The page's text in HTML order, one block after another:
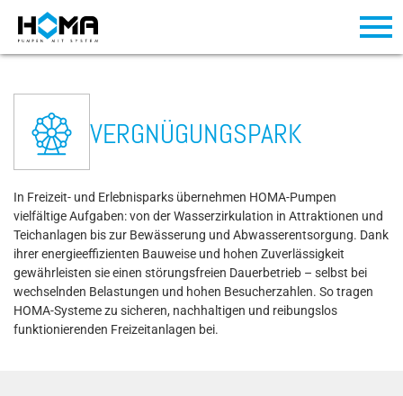
VERGNÜGUNGSPARK
In Freizeit- und Erlebnisparks übernehmen HOMA-Pumpen
vielfältige Aufgaben: von der Wasserzirkulation in Attraktionen und
Teichanlagen bis zur Bewässerung und Abwasserentsorgung. Dank
ihrer energieeffizienten Bauweise und hohen Zuverlässigkeit
gewährleisten sie einen störungsfreien Dauerbetrieb – selbst bei
wechselnden Belastungen und hohen Besucherzahlen. So tragen
HOMA-Systeme zu sicheren, nachhaltigen und reibungslos
funktionierenden Freizeitanlagen bei.